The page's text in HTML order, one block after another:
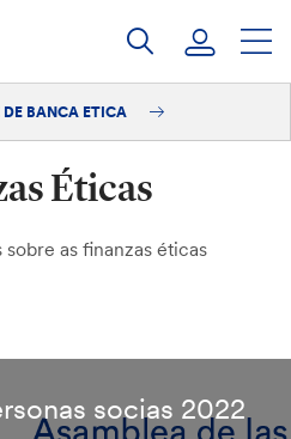
BANCA ETICA
Éticas
sobre as finanzas éticas
socias 2022